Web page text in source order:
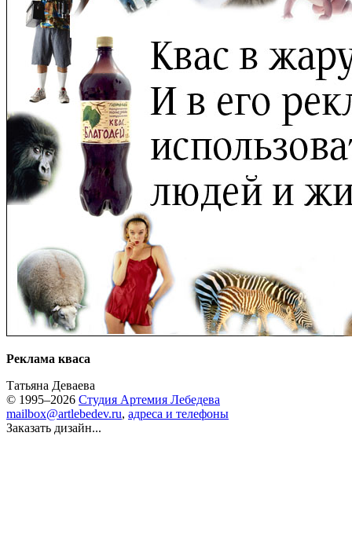
Реклама кваса
Татьяна Деваева
© 1995–2026 Студия Артемия Лебедева
mailbox@artlebedev.ru, адреса и телефоны
Заказать дизайн...